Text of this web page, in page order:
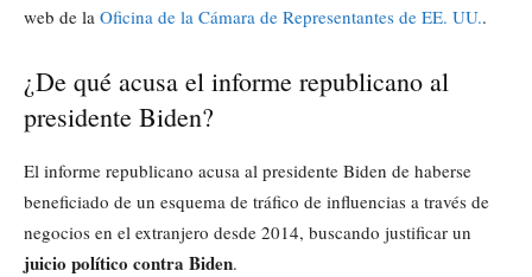
web de la Oficina de la Cámara de Representantes de EE. UU..
¿De qué acusa el informe republicano al
presidente Biden?
El informe republicano acusa al presidente Biden de haberse
beneficiado de un esquema de tráfico de influencias a través de
negocios en el extranjero desde 2014, buscando justificar un
juicio político contra Biden.